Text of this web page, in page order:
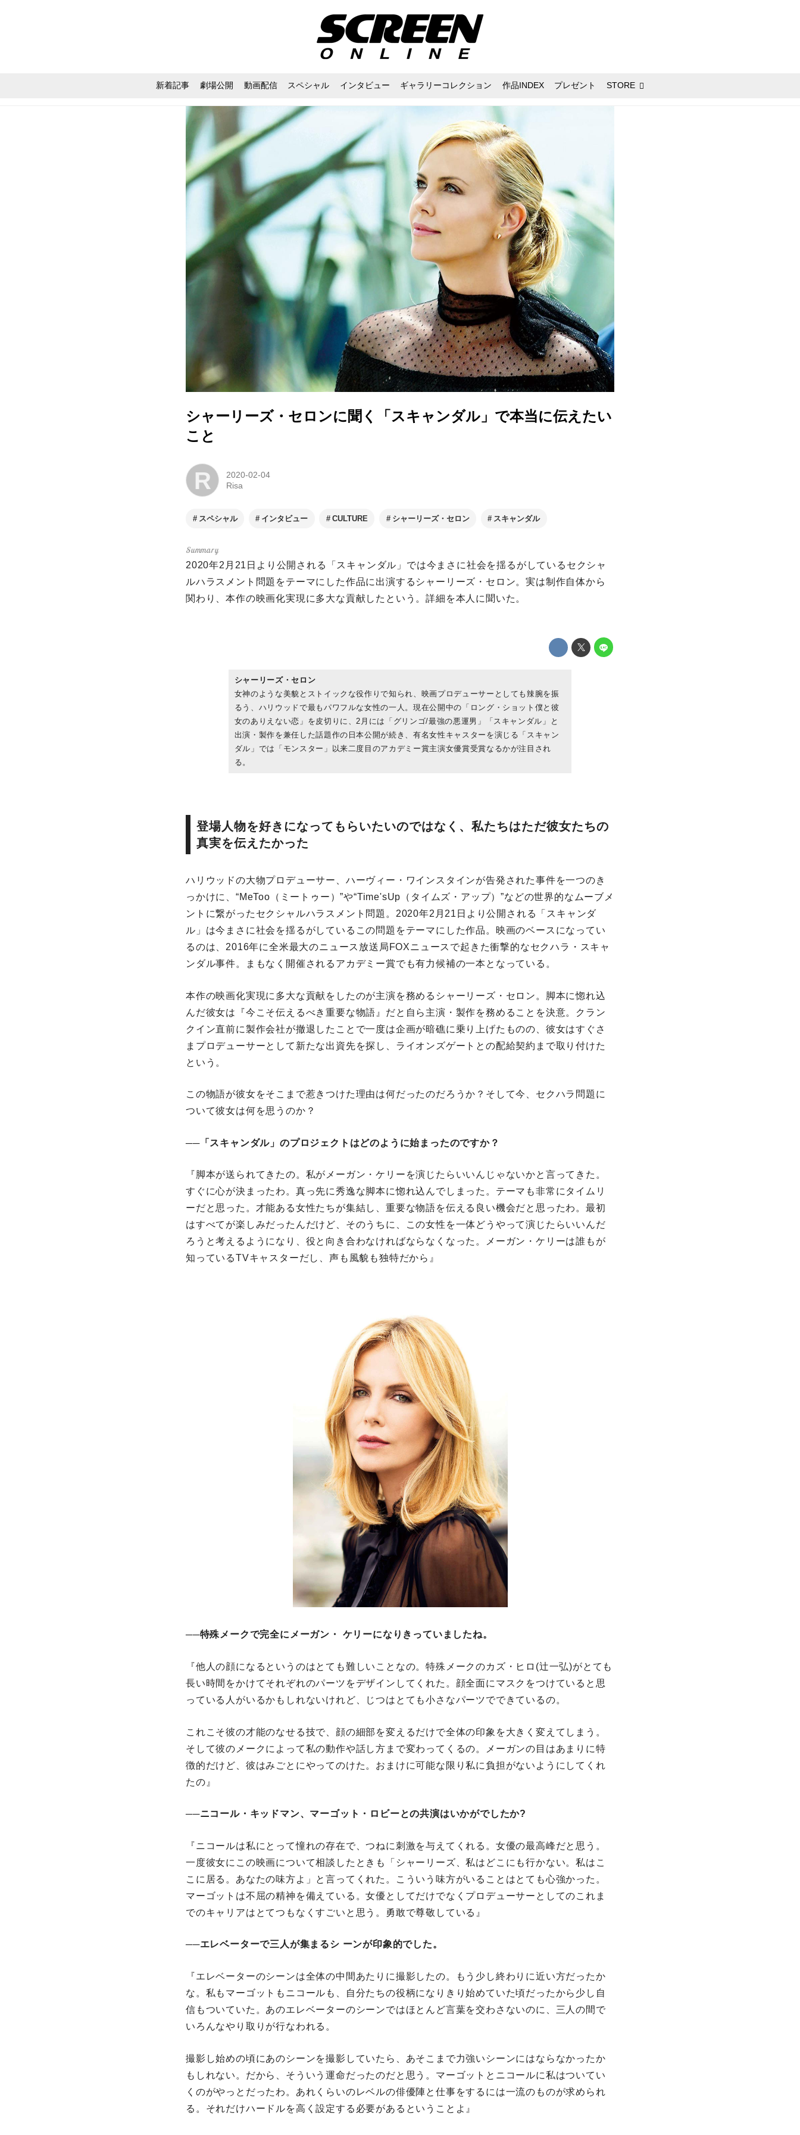
新着記事 劇場公開 動画配信 スペシャル インタビュー ギャラリーコレクション 作品INDEX プレゼント STORE
シャーリーズ・セロンに聞く「スキャンダル」で本当に伝えたい
こと
R
2020-02-04
Risa
スペシャル インタビュー CULTURE シャーリーズ・セロン スキャンダル
2020年2月21日より公開される「スキャンダル」では今まさに社会を揺るがしているセクシャ
ルハラスメント問題をテーマにした作品に出演するシャーリーズ・セロン。実は制作自体から
関わり、本作の映画化実現に多大な貢献したという。詳細を本人に聞いた。
シャーリーズ・セロン
女神のような美貌とストイックな役作りで知られ、映画プロデューサーとしても辣腕を振
るう、ハリウッドで最もパワフルな女性の一人。現在公開中の「ロング・ショット僕と彼
女のありえない恋」を皮切りに、2月には「グリンゴ/最強の悪運男」「スキャンダル」と
出演・製作を兼任した話題作の日本公開が続き、有名女性キャスターを演じる「スキャン
ダル」では「モンスター」以来二度目のアカデミー賞主演女優賞受賞なるかが注目され
る。
登場人物を好きになってもらいたいのではなく、私たちはただ彼女たちの
真実を伝えたかった
ハリウッドの大物プロデューサー、ハーヴィー・ワインスタインが告発された事件を一つのき
っかけに、“MeToo（ミートゥー）”や“Time'sUp（タイムズ・アップ）”などの世界的なムーブメ
ントに繋がったセクシャルハラスメント問題。2020年2月21日より公開される「スキャンダ
ル」は今まさに社会を揺るがしているこの問題をテーマにした作品。映画のベースになってい
るのは、2016年に全米最大のニュース放送局FOXニュースで起きた衝撃的なセクハラ・スキャ
ンダル事件。まもなく開催されるアカデミー賞でも有力候補の一本となっている。
本作の映画化実現に多大な貢献をしたのが主演を務めるシャーリーズ・セロン。脚本に惚れ込
んだ彼女は『今こそ伝えるべき重要な物語』だと自ら主演・製作を務めることを決意。クラン
クイン直前に製作会社が撤退したことで一度は企画が暗礁に乗り上げたものの、彼女はすぐさ
まプロデューサーとして新たな出資先を探し、ライオンズゲートとの配給契約まで取り付けた
という。
この物語が彼女をそこまで惹きつけた理由は何だったのだろうか？そして今、セクハラ問題に
ついて彼女は何を思うのか？
──「スキャンダル」のプロジェクトはどのように始まったのですか？
『脚本が送られてきたの。私がメーガン・ケリーを演じたらいいんじゃないかと言ってきた。
すぐに心が決まったわ。真っ先に秀逸な脚本に惚れ込んでしまった。テーマも非常にタイムリ
ーだと思った。才能ある女性たちが集結し、重要な物語を伝える良い機会だと思ったわ。最初
はすべてが楽しみだったんだけど、そのうちに、この女性を一体どうやって演じたらいいんだ
ろうと考えるようになり、役と向き合わなければならなくなった。メーガン・ケリーは誰もが
知っているTVキャスターだし、声も風貌も独特だから』
──特殊メークで完全にメーガン・ ケリーになりきっていましたね。
『他人の顔になるというのはとても難しいことなの。特殊メークのカズ・ヒロ(辻一弘)がとても
長い時間をかけてそれぞれのパーツをデザインしてくれた。顔全面にマスクをつけていると思
っている人がいるかもしれないけれど、じつはとても小さなパーツでできているの。
これこそ彼の才能のなせる技で、顔の細部を変えるだけで全体の印象を大きく変えてしまう。
そして彼のメークによって私の動作や話し方まで変わってくるの。メーガンの目はあまりに特
徴的だけど、彼はみごとにやってのけた。おまけに可能な限り私に負担がないようにしてくれ
たの』
──ニコール・キッドマン、マーゴット・ロビーとの共演はいかがでしたか?
『ニコールは私にとって憧れの存在で、つねに刺激を与えてくれる。女優の最高峰だと思う。
一度彼女にこの映画について相談したときも「シャーリーズ、私はどこにも行かない。私はこ
こに居る。あなたの味方よ」と言ってくれた。こういう味方がいることはとても心強かった。
マーゴットは不屈の精神を備えている。女優としてだけでなくプロデューサーとしてのこれま
でのキャリアはとてつもなくすごいと思う。勇敢で尊敬している』
──エレベーターで三人が集まるシ ーンが印象的でした。
『エレベーターのシーンは全体の中間あたりに撮影したの。もう少し終わりに近い方だったか
な。私もマーゴットもニコールも、自分たちの役柄になりきり始めていた頃だったから少し自
信もついていた。あのエレベーターのシーンではほとんど言葉を交わさないのに、三人の間で
いろんなやり取りが行なわれる。
撮影し始めの頃にあのシーンを撮影していたら、あそこまで力強いシーンにはならなかったか
もしれない。だから、そういう運命だったのだと思う。マーゴットとニコールに私はついてい
くのがやっとだったわ。あれくらいのレベルの俳優陣と仕事をするには一流のものが求められ
る。それだけハードルを高く設定する必要があるということよ』